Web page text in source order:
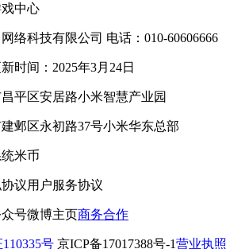
中心
络科技有限公司 电话：010-60606666
时间：2025年3月24日
平区安居路小米智慧产业园
邺区永初路37号小米华东总部
米币
议用户服务协议
号微博主页商务合作
号 京ICP备17017388号-1营业执照